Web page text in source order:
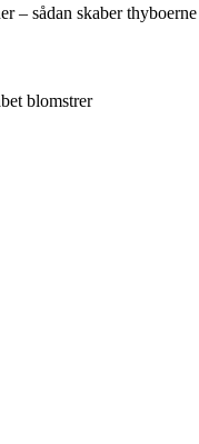
– sådan skaber thyboerne
blomstrer